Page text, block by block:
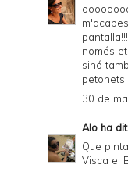
només
sinó
petonets
30 de
Alo ha
Que
Visca el